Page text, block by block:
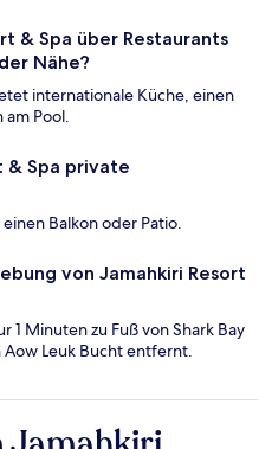
& Spa über Restaurants
Nähe?
internationale Küche, einen
am Pool.
& Spa private
Balkon oder Patio.
von Jamahkiri Resort
1 Minuten zu Fuß von Shark Bay
Aow Leuk Bucht entfernt.